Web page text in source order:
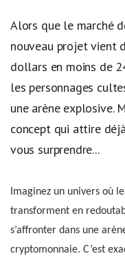
Alors que le marché
nouveau projet vient
dollars en moins de
les personnages
une arène explosive.
concept qui attire
vous surprendre...
Imaginez un univers où
transforment en
s’affronter dans une
cryptomonnaie. C’est